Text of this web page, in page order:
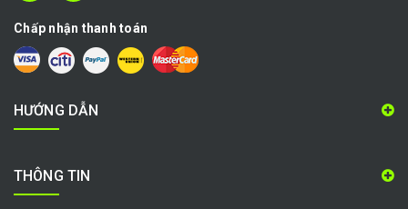
Chấp nhận thanh toán
HƯỚNG DẪN
THÔNG TIN